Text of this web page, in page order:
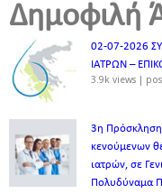
Δημοφιλή
02-07-2026
ΙΑΤΡΩΝ –
3.9k views |
3η Πρόσκληση
κενούμενων
ιατρών, σε
Πολυδύναμα